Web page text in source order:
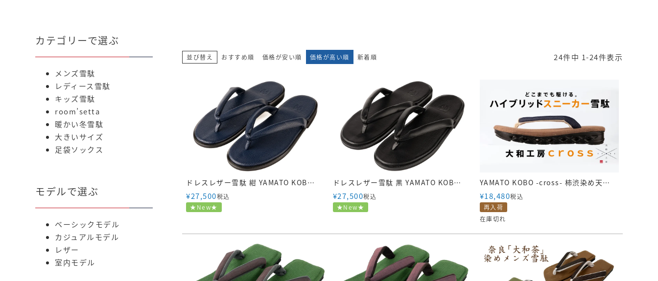
並び替え おすすめ順 価格が安い順 価格が高い順 新着順 24件中 1-24件表示
ドレスレザー雪駄 紺 YAMATO KOBO Premiumseries レザーサンダル｜E80-NV
¥27,500税込
★New★
ドレスレザー雪駄 黒 YAMATO KOBO Premiumseries レザーサンダル｜E80-BK 黒
¥27,500税込
★New★
YAMATO KOBO -cross- 柿渋染め天板 紙布紺花緒 黒ソール｜YC10（KAKISHIBU）
¥18,480税込
再入荷
在庫切れ
カテゴリーで選ぶ
メンズ雪駄
レディース雪駄
キッズ雪駄
room’setta
暖かい冬雪駄
大きいサイズ
足袋ソックス
モデルで選ぶ
ベーシックモデル
カジュアルモデル
レザー
室内モデル